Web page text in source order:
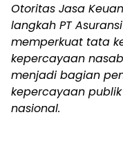
Otoritas Jasa
langkah PT
memperkuat tata
kepercayaan
menjadi bagian
kepercayaan
nasional.